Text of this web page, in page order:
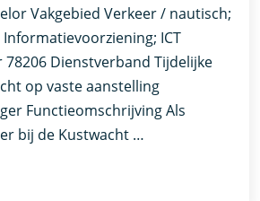
Vakgebied Verkeer / nautisch;
ICT
Dienstverband ​Tijdelijke
op vaste aanstelling​
Functieomschrijving Als
bij de Kustwacht …